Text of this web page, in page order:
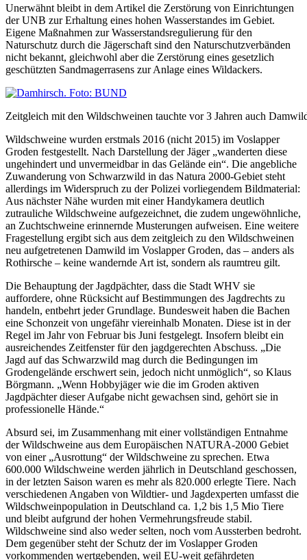
Unerwähnt bleibt in dem Artikel die Zerstörung von Einrichtungen
der UNB zur Erhaltung eines hohen Wasserstandes im Gebiet.
Eigene Maßnahmen zur Wasserstandsregulierung für den
Naturschutz durch die Jägerschaft sind den Naturschutzverbänden
nicht bekannt, gleichwohl aber die Zerstörung eines gesetzlich
geschützten Sandmagerrasens zur Anlage eines Wildackers.
Zeitgleich mit den Wildschweinen tauchte vor 3 Jahren auch
Wildschweine wurden erstmals 2016 (nicht 2015) im Voslapper
Groden festgestellt. Nach Darstellung der Jäger „wanderten diese
ungehindert und unvermeidbar in das Gelände ein“. Die angebliche
Zuwanderung von Schwarzwild in das Natura 2000-Gebiet steht
allerdings im Widerspruch zu der Polizei vorliegendem Bildmaterial:
Aus nächster Nähe wurden mit einer Handykamera deutlich
zutrauliche Wildschweine aufgezeichnet, die zudem ungewöhnliche,
an Zuchtschweine erinnernde Musterungen aufweisen. Eine weitere
Fragestellung ergibt sich aus dem zeitgleich zu den Wildschweinen
neu aufgetretenen Damwild im Voslapper Groden, das – anders als
Rothirsche – keine wandernde Art ist, sondern als raumtreu gilt.
Die Behauptung der Jagdpächter, dass die Stadt WHV sie
auffordere, ohne Rücksicht auf Bestimmungen des Jagdrechts zu
handeln, entbehrt jeder Grundlage. Bundesweit haben die Bachen
eine Schonzeit von ungefähr viereinhalb Monaten. Diese ist in der
Regel im Jahr von Februar bis Juni festgelegt. Insofern bleibt ein
ausreichendes Zeitfenster für den jagdgerechten Abschuss. „Die
Jagd auf das Schwarzwild mag durch die Bedingungen im
Grodengelände erschwert sein, jedoch nicht unmöglich“, so Klaus
Börgmann. „Wenn Hobbyjäger wie die im Groden aktiven
Jagdpächter dieser Aufgabe nicht gewachsen sind, gehört sie in
professionelle Hände.“
Absurd sei, im Zusammenhang mit einer vollständigen Entnahme
der Wildschweine aus dem Europäischen NATURA-2000 Gebiet
von einer „Ausrottung“ der Wildschweine zu sprechen. Etwa
600.000 Wildschweine werden jährlich in Deutschland geschossen,
in der letzten Saison waren es mehr als 820.000 erlegte Tiere. Nach
verschiedenen Angaben von Wildtier- und Jagdexperten umfasst die
Wildschweinpopulation in Deutschland ca. 1,2 bis 1,5 Mio Tiere
und bleibt aufgrund der hohen Vermehrungsfreude stabil.
Wildschweine sind also weder selten, noch vom Aussterben bedroht.
Dem gegenüber steht der Schutz der im Voslapper Groden
vorkommenden wertgebenden, weil EU-weit gefährdeten